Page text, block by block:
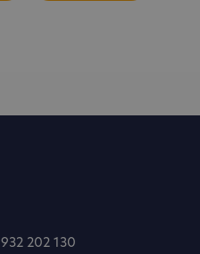
932 202 130